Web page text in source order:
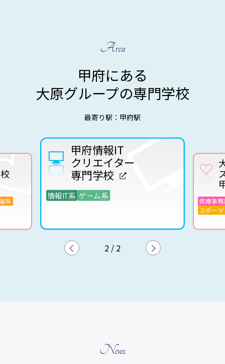
Area
甲府にある
大原グループの専門学校
最寄り駅：甲府駅
甲府情報IT
クリエイター
専門学校
情報IT系 ゲーム系
大原医療保育
スポーツ専
保育士・幼稚
スポーツ・トレーナー系
1 / 2
News